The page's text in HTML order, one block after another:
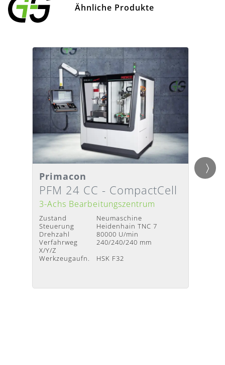
Ähnliche Produkte
Detailansicht
Lieferzeit Nach Absprache
Primacon
PFM 24 CC - CompactCell
3-Achs Bearbeitungszentrum
Zustand
Neumaschine
Steuerung
Heidenhain TNC 7
Drehzahl
80000 U/min
Verfahrweg
X/Y/Z
240/240/240 mm
Werkzeugaufn.
HSK F32
Axon